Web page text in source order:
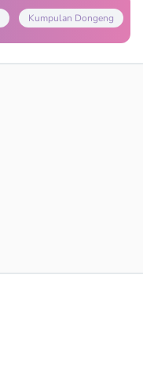
Kumpulan Dongeng